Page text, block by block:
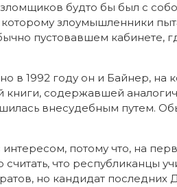
будто бы был с
которому злоумышленники
пустовавшем кабинете,
в 1992 году он и Байнер, на
книги, содержавшей
внесудебным путем.
потому что, на
что республиканцы
но кандидат